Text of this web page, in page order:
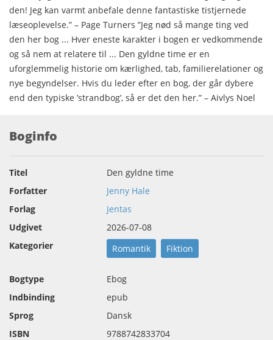
den! Jeg kan varmt anbefale denne fantastiske tistjernede
læseoplevelse.” – Page Turners ”Jeg nød så mange ting ved
den her bog ... Hver eneste karakter i bogen er vedkommende
og så nem at relatere til ... Den gyldne time er en
uforglemmelig historie om kærlighed, tab, familierelationer og
nye begyndelser. Hvis du leder efter en bog, der går dybere
end den typiske ’strandbog’, så er det den her.” – Aivlys Noel
Boginfo
Titel
Den gyldne time
Forfatter
Jenny Hale
Forlag
Jentas
Udgivet
2026-07-08
Kategorier
Romantik Fiktion
Bogtype
Ebog
Indbinding
epub
Sprog
Dansk
ISBN
9788742833704